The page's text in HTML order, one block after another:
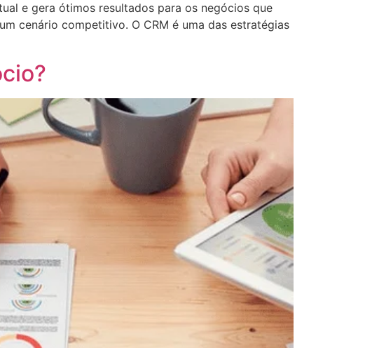
e gera ótimos resultados para os negócios que
cenário competitivo. O CRM é uma das estratégias